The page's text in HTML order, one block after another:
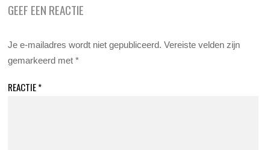
GEEF EEN REACTIE
Je e-mailadres wordt niet gepubliceerd. Vereiste velden zijn
gemarkeerd met*
REACTIE*